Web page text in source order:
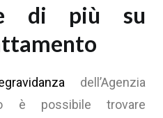
di più su
dell’Agenzia
è possibile trovare